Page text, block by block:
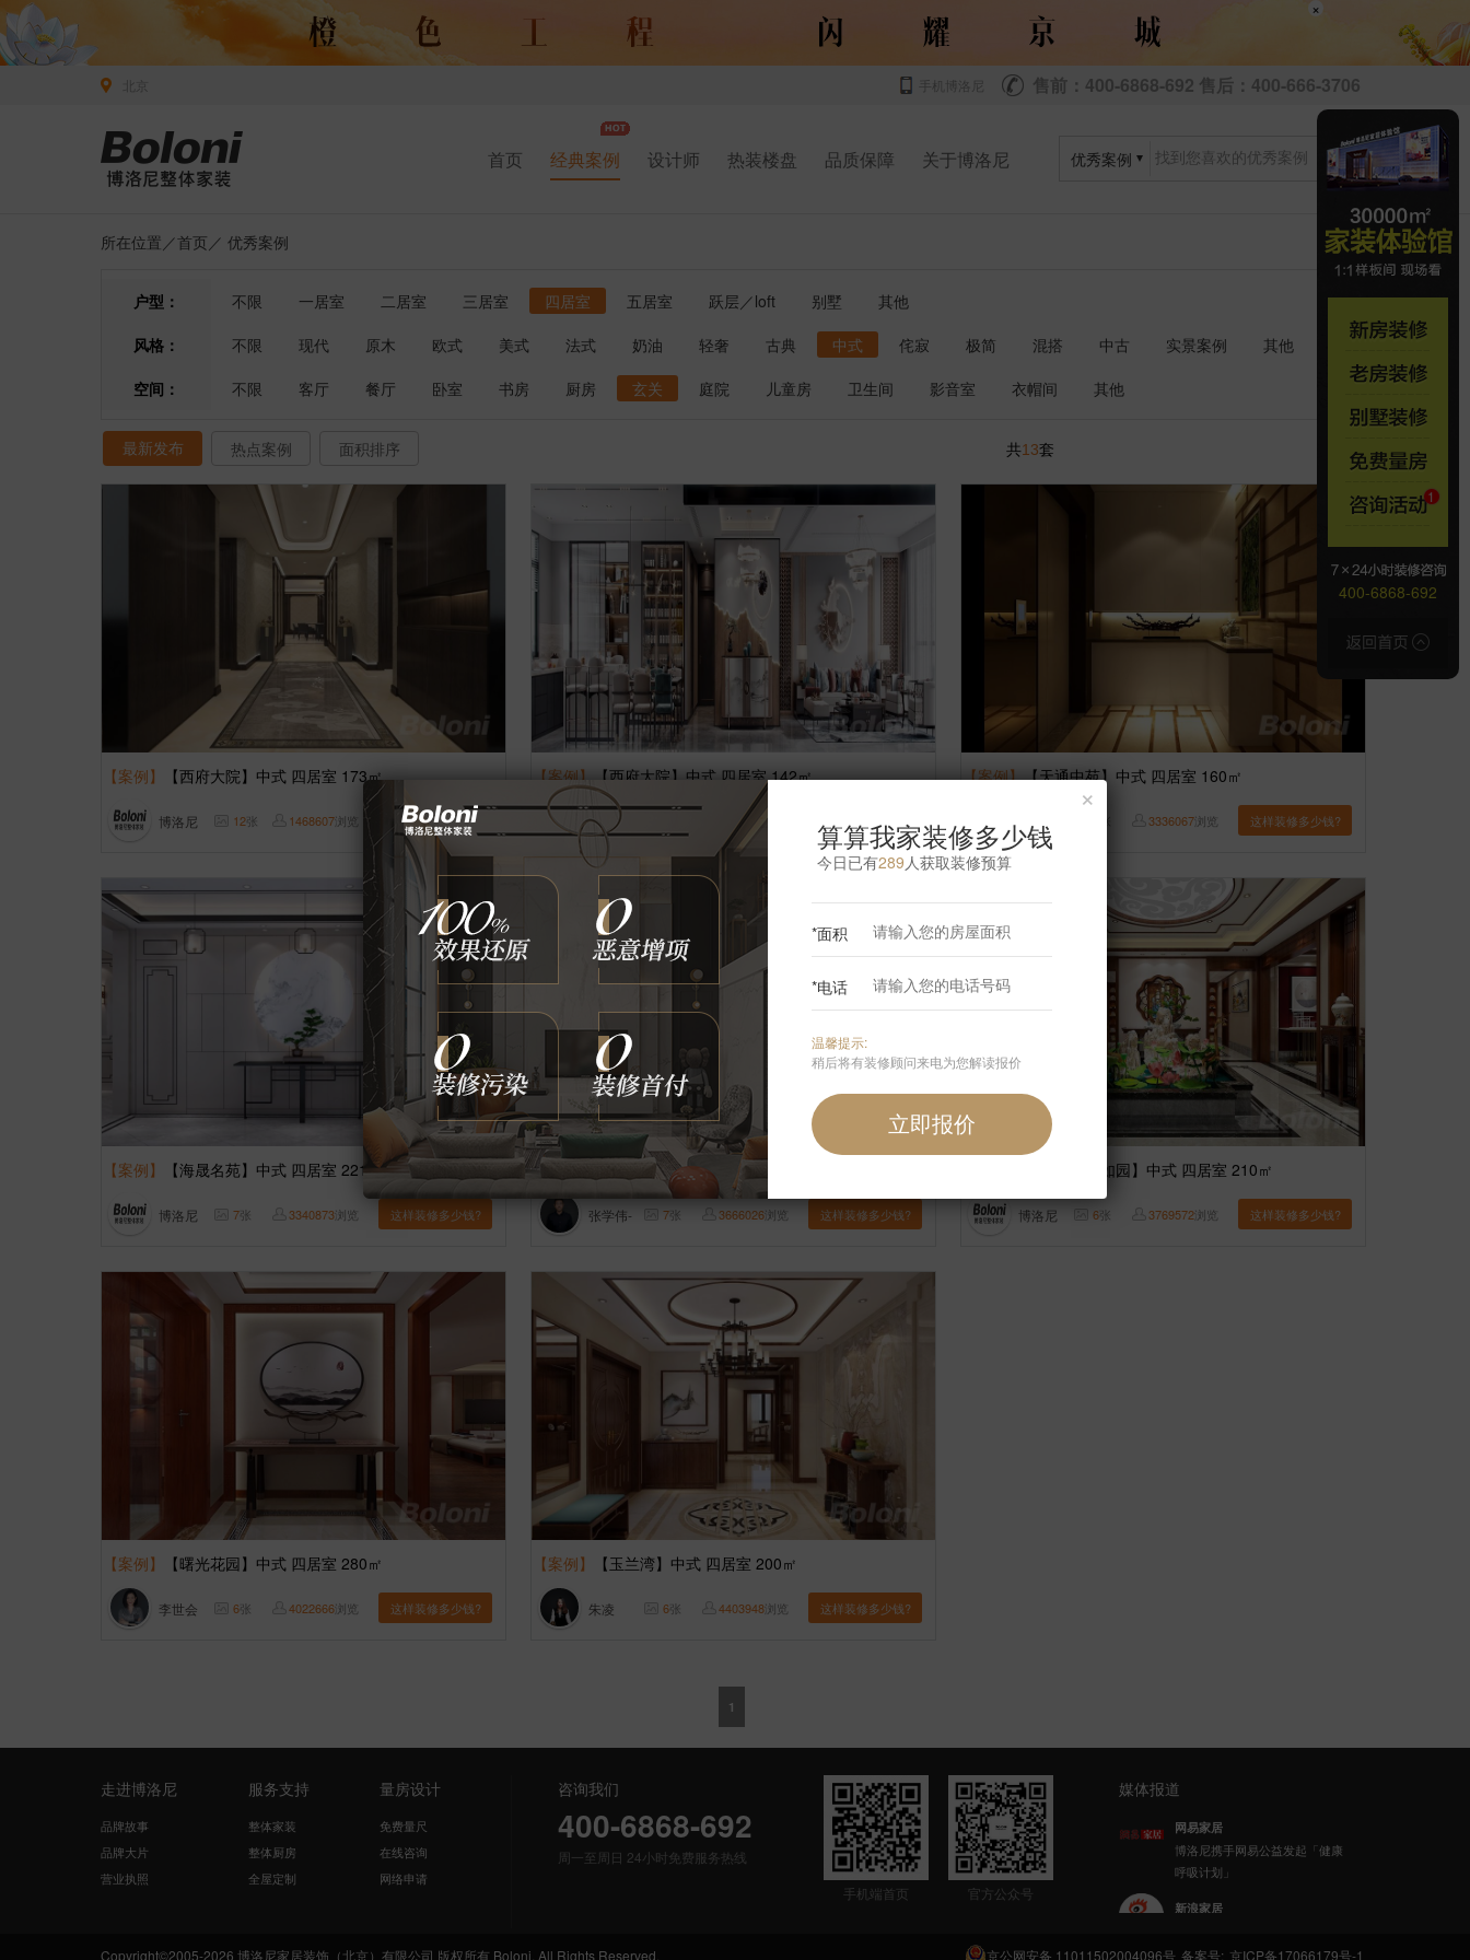
×
手机博洛尼 售前：400-6868-692 售后：400-666-3706
首页 经典案例 设计师 热装楼盘 品质保障 关于博洛尼 优秀案例
所在位置／首页 ／ 优秀案例
户型： 不限 一居室 二居室 三居室 四居室 五居室 跃层／loft 别墅
其他
风格：
不限 现代 原木 欧式 美式 法式 奶油 轻奢 古典 中式 侘寂 极简 混搭 中古 实景案例
其他
空间：
不限 客厅 餐厅 卧室 书房 厨房 玄关 庭院 儿童房 卫生间 影音室 衣帽间 其他
最新发布 热点案例 面积排序 共13套 1
【案例】 【西府大院】中式 四居室 173㎡
博洛尼 12张 1468607浏览 这样装修多少钱?
【案例】 【西府大院】中式 四居室 142㎡
刘阳 2557957浏览 这样装修多少钱?
【案例】【天通中苑】中式 四居室 160㎡
3336067浏览 这样装修多少钱?
【案例】 【海晟名苑】中式 四居室 221㎡
博洛尼 7张 3340873浏览 这样装修多少钱?
【案例】 【华鼎世家】中式 四居室 90㎡
张学伟- 7张 3666026浏览 这样装修多少钱?
【五矿万科如园】中式 四居室 210㎡
博洛尼 6张 3769572浏览 这样装修多少钱?
【案例】 【曙光花园】中式 四居室 280㎡
李世会 6张 4022666浏览 这样装修多少钱?
【案例】 【玉兰湾】中式 四居室 200㎡
朱凌 6张 4403948浏览 这样装修多少钱?
1
走进博洛尼
品牌故事
品牌大片
营业执照
服务支持
整体家装
整体厨房
全屋定制
量房设计
免费量尺
在线咨询
网络申请
咨询我们
400-6868-692
周一至周日 24小时免费服务热线
手机端首页
官方公众号
媒体报道
网易家居
博洛尼携手网易公益发起「健康
呼吸计划」
新浪家居
(第八届)中国家居杰出人物」称
Copyright©2005-2026 博洛尼家居装饰（北京）有限公司 版权所有 Boloni. All Rights Reserved. 备案号: 京ICP备17066179号-1
京公网安备 11011502004096号
400-6868-692
×
算算我家装修多少钱
今日已有289 人获取装修预算
*面积
*电话
温馨提示:
稍后将有装修顾问来电为您解读报价